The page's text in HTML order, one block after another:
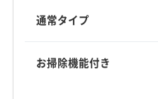
那賀郡那賀町
美馬郡つるぎ町
なるようサポートしてい
通常タイプ
お掃除機能付き